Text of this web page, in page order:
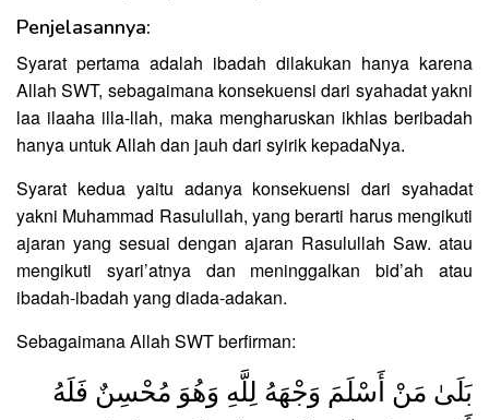
Penjelasannya:
Syarat pertama adalah ibadah dilakukan hanya karena
Allah SWT, sebagaimana konsekuensi dari syahadat yakni
laa ilaaha illa-llah, maka mengharuskan ikhlas beribadah
hanya untuk Allah dan jauh dari syirik kepadaNya.
Syarat kedua yaitu adanya konsekuensi dari syahadat
yakni Muhammad Rasulullah, yang berarti harus mengikuti
ajaran yang sesuai dengan ajaran Rasulullah Saw. atau
mengikuti syari’atnya dan meninggalkan bid’ah atau
ibadah-ibadah yang diada-adakan.
Sebagaimana Allah SWT berfirman:
بَلَىٰ مَنْ أَسْلَمَ وَجْهَهُ لِلَّهِ وَهُوَ مُحْسِنٌ فَلَهُ